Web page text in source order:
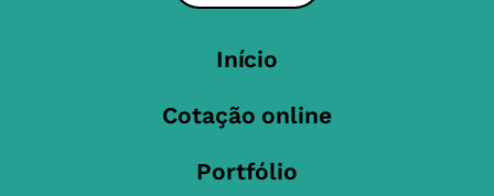
Início
Cotação online
Portfólio